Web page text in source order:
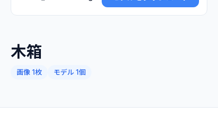
木箱
画像 1枚 モデル 1個